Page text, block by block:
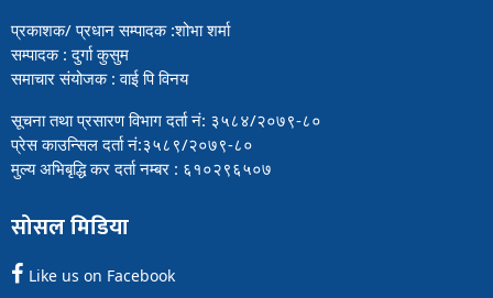
प्रकाशक/ प्रधान सम्पादक :शोभा शर्मा
सम्पादक : दुर्गा कुसुम
समाचार संयोजक : वाई पि विनय
सूचना तथा प्रसारण विभाग दर्ता नं: ३५८४/२०७९-८०
प्रेस काउन्सिल दर्ता नं:३५८९/२०७९-८०
मुल्य अभिबृद्धि कर दर्ता नम्बर : ६१०२९६५०७
सोसल मिडिया
Like us on Facebook